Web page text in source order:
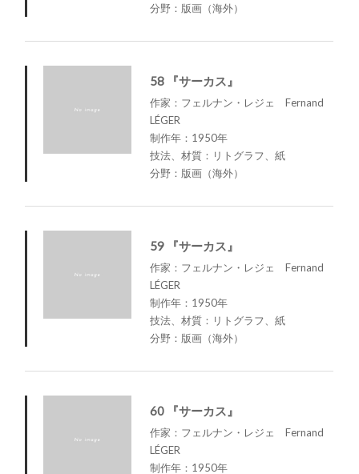
分野：版画（海外）
58 『サーカス』
作家：フェルナン・レジェ Fernand
LÉGER
制作年：1950年
技法、材質：リトグラフ、紙
分野：版画（海外）
59 『サーカス』
作家：フェルナン・レジェ Fernand
LÉGER
制作年：1950年
技法、材質：リトグラフ、紙
分野：版画（海外）
60 『サーカス』
作家：フェルナン・レジェ Fernand
LÉGER
制作年：1950年